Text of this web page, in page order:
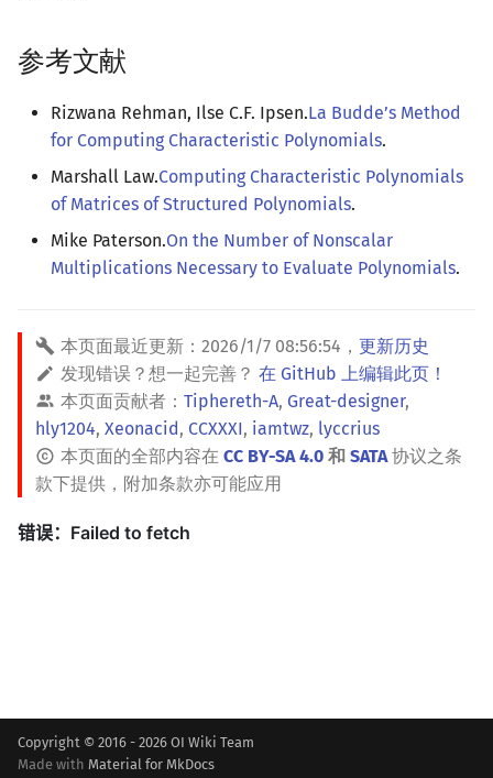
参考文献
Rizwana Rehman, Ilse C.F. Ipsen.La Budde’s Method
for Computing Characteristic Polynomials.
Marshall Law.Computing Characteristic Polynomials
of Matrices of Structured Polynomials.
Mike Paterson.On the Number of Nonscalar
Multiplications Necessary to Evaluate Polynomials.
本页面最近更新： 2026/1/7 08:56:54 ， 更新历史
发现错误？想一起完善？ 在 GitHub 上编辑此页！
本页面贡献者： Tiphereth-A, Great-designer,
hly1204, Xeonacid, CCXXXI, iamtwz, lyccrius
本页面的全部内容在 CC BY-SA 4.0 和 SATA协议之条
款下提供，附加条款亦可能应用
Copyright © 2016 - 2026 OI Wiki Team
Made with Material for MkDocs